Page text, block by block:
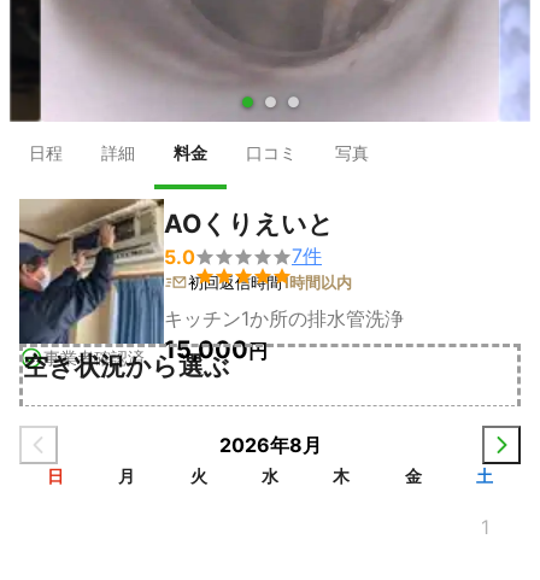
● ● ●
日程 詳細 料金 口コミ 写真
事業者確認済
AOくりえいと
5.0

7件
初回返信時間1時間以内
キッチン1か所の排水管洗浄
15,000円
空き状況から選ぶ
2026年8月
日 月 火 水 木 金 土
1